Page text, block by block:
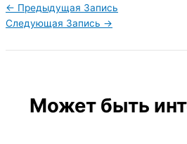
← Предыдущая Запись
Следующая Запись →
Может быть